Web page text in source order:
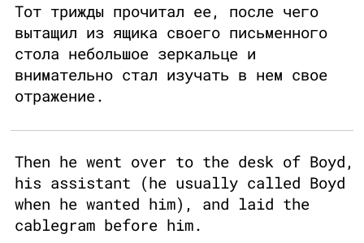
Тот трижды прочитал ее, после чего
вытащил из ящика своего письменного
стола небольшое зеркальце и
внимательно стал изучать в нем свое
отражение.
Then he went over to the desk of Boyd,
his assistant (he usually called Boyd
when he wanted him), and laid the
cablegram before him.